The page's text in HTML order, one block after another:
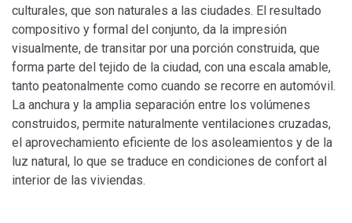
culturales, que son naturales a las ciudades. El resultado
compositivo y formal del conjunto, da la impresión
visualmente, de transitar por una porción construida, que
forma parte del tejido de la ciudad, con una escala amable,
tanto peatonalmente como cuando se recorre en automóvil.
La anchura y la amplia separación entre los volúmenes
construidos, permite naturalmente ventilaciones cruzadas,
el aprovechamiento eficiente de los asoleamientos y de la
luz natural, lo que se traduce en condiciones de confort al
interior de las viviendas.